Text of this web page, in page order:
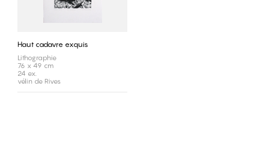
Haut cadavre exquis
Lithographie
76 x 49 cm
24 ex.
vélin de Rives